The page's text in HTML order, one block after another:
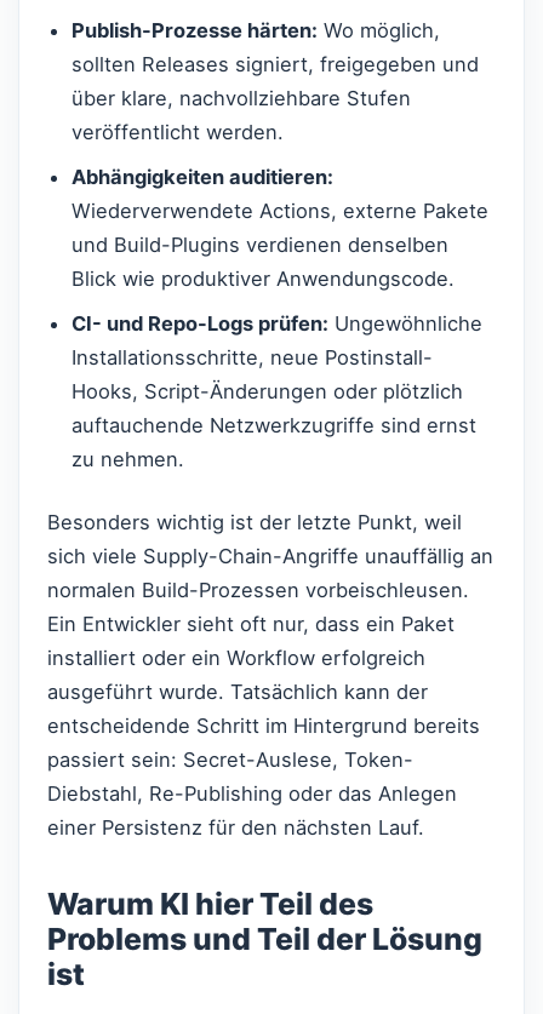
Publish-Prozesse härten: Wo möglich,
sollten Releases signiert, freigegeben und
über klare, nachvollziehbare Stufen
veröffentlicht werden.
Abhängigkeiten auditieren:
Wiederverwendete Actions, externe Pakete
und Build-Plugins verdienen denselben
Blick wie produktiver Anwendungscode.
CI- und Repo-Logs prüfen: Ungewöhnliche
Installationsschritte, neue Postinstall-
Hooks, Script-Änderungen oder plötzlich
auftauchende Netzwerkzugriffe sind ernst
zu nehmen.
Besonders wichtig ist der letzte Punkt, weil
sich viele Supply-Chain-Angriffe unauffällig an
normalen Build-Prozessen vorbeischleusen.
Ein Entwickler sieht oft nur, dass ein Paket
installiert oder ein Workflow erfolgreich
ausgeführt wurde. Tatsächlich kann der
entscheidende Schritt im Hintergrund bereits
passiert sein: Secret-Auslese, Token-
Diebstahl, Re-Publishing oder das Anlegen
einer Persistenz für den nächsten Lauf.
Warum KI hier Teil des
Problems und Teil der Lösung
ist